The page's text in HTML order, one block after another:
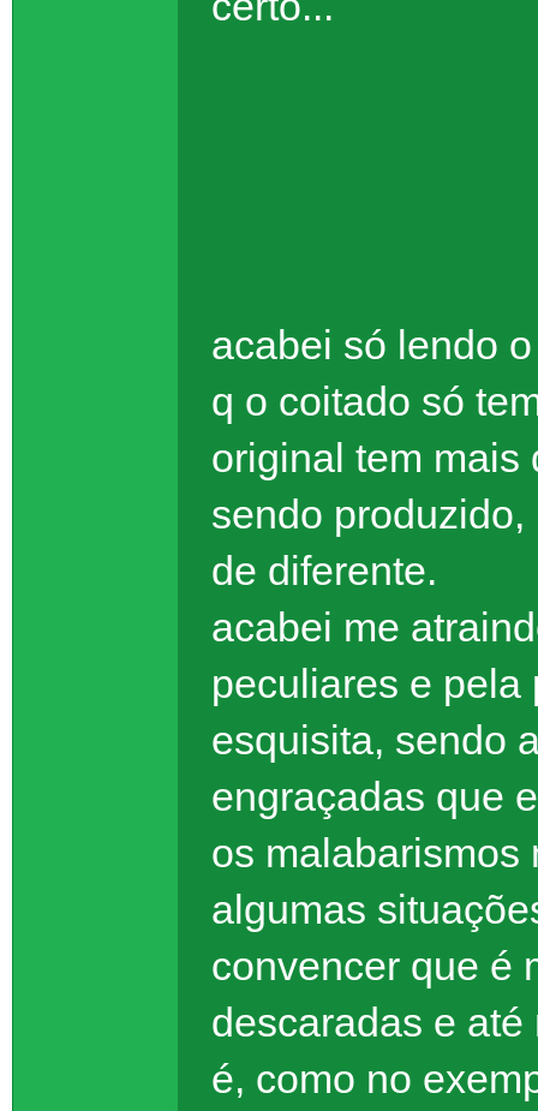
acabei só lendo
q o coitado só
original tem mais
sendo
de diferente.
acabei me
peculiares e pela
esquisita, sendo
engraçadas que
os malabarismos
algumas
convencer que é
descaradas e até
é, como no